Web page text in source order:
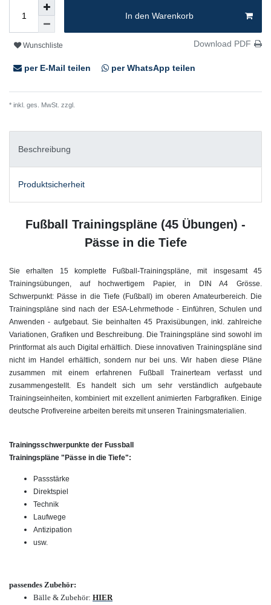
In den Warenkorb
Wunschliste Download PDF
per E-Mail teilen per WhatsApp teilen
* inkl. ges. MwSt. zzgl.
Beschreibung
Produktsicherheit
Fußball Trainingspläne (45 Übungen) -
Pässe in die Tiefe
Sie erhalten 15 komplette Fußball-Trainingspläne, mit insgesamt 45
Trainingsübungen, auf hochwertigem Papier, in DIN A4 Grösse.
Schwerpunkt: Pässe in die Tiefe (Fußball) im oberen Amateurbereich. Die
Trainingspläne sind nach der ESA-Lehrmethode - Einführen, Schulen und
Anwenden - aufgebaut. Sie beinhalten 45 Praxisübungen, inkl. zahlreiche
Variationen, Grafiken und Beschreibung. Die Trainingspläne sind sowohl im
Printformat als auch Digital erhältlich. Diese innovativen Trainingspläne sind
nicht im Handel erhältlich, sondern nur bei uns. Wir haben diese Pläne
zusammen mit einem erfahrenen Fußball Trainerteam verfasst und
zusammengestellt. Es handelt sich um sehr verständlich aufgebaute
Trainingseinheiten, kombiniert mit exzellent animierten Farbgrafiken. Einige
deutsche Profivereine arbeiten bereits mit unseren Trainingsmaterialien.
Trainingsschwerpunkte der Fussball
Trainingspläne "Pässe in die Tiefe":
Passstärke
Direktspiel
Technik
Laufwege
Antizipation
usw.
passendes Zubehör:
Bälle & Zubehör: HIER